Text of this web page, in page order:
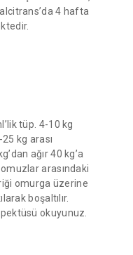
4 hafta
tüp. 4-10 kg
kg arası
ağır 40 kg’a
arasındaki
omurga üzerine
boşaltılır.
okuyunuz.